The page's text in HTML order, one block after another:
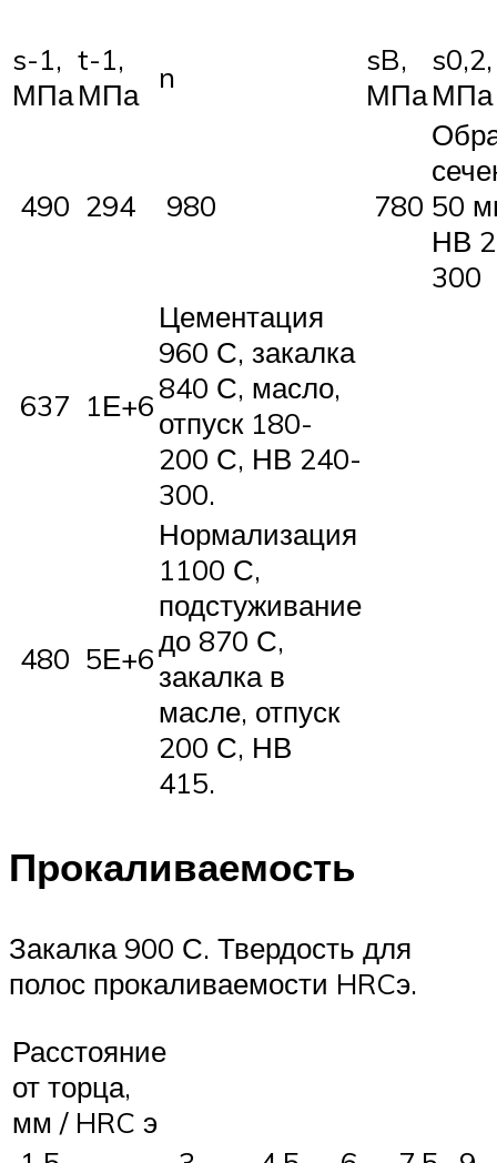
s-1,
МПа
t-1,
МПа n
sB,
МПа
s0,2,
МПа
490 294 980 780 50
НВ
300
637 1Е+6
Цементация
960 С, закалка
840 С, масло,
отпуск 180-
200 С, НВ 240-
300.
480 5Е+6
Нормализация
1100 С,
подстуживание
до 870 С,
закалка в
масле, отпуск
200 С, НВ
415.
Прокаливаемость
Закалка 900 С. Твердость для
полос прокаливаемости HRCэ.
Расстояние
от торца,
мм / HRC э